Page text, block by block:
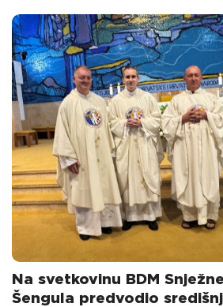
Na svetkovinu BDM
Šengula predvodio